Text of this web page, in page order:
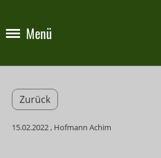
Menü
Zurück
15.02.2022, Hofmann Achim